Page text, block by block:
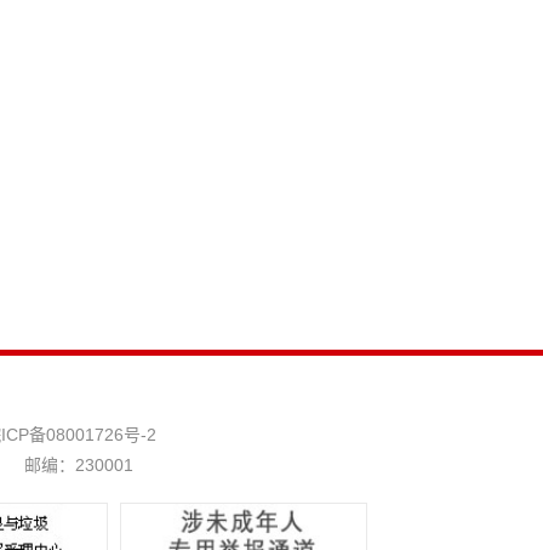
备08001726号-2
邮编：230001